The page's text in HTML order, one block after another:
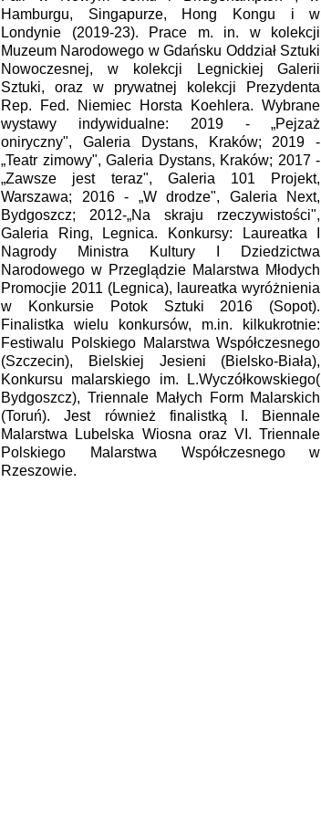
Hamburgu, Singapurze, Hong Kongu i w
Londynie (2019-23). Prace m. in. w kolekcji
Muzeum Narodowego w Gdańsku Oddział Sztuki
Nowoczesnej, w kolekcji Legnickiej Galerii
Sztuki, oraz w prywatnej kolekcji Prezydenta
Rep. Fed. Niemiec Horsta Koehlera. Wybrane
wystawy indywidualne: 2019 - „Pejzaż
oniryczny", Galeria Dystans, Kraków; 2019 -
„Teatr zimowy", Galeria Dystans, Kraków; 2017 -
„Zawsze jest teraz", Galeria 101 Projekt,
Warszawa; 2016 - „W drodze", Galeria Next,
Bydgoszcz; 2012-„Na skraju rzeczywistości",
Galeria Ring, Legnica. Konkursy: Laureatka I
Nagrody Ministra Kultury I Dziedzictwa
Narodowego w Przeglądzie Malarstwa Młodych
Promocjie 2011 (Legnica), laureatka wyróżnienia
w Konkursie Potok Sztuki 2016 (Sopot).
Finalistka wielu konkursów, m.in. kilkukrotnie:
Festiwalu Polskiego Malarstwa Współczesnego
(Szczecin), Bielskiej Jesieni (Bielsko-Biała),
Konkursu malarskiego im. L.Wyczółkowskiego(
Bydgoszcz), Triennale Małych Form Malarskich
(Toruń). Jest również finalistką I. Biennale
Malarstwa Lubelska Wiosna oraz VI. Triennale
Polskiego Malarstwa Współczesnego w
Rzeszowie.